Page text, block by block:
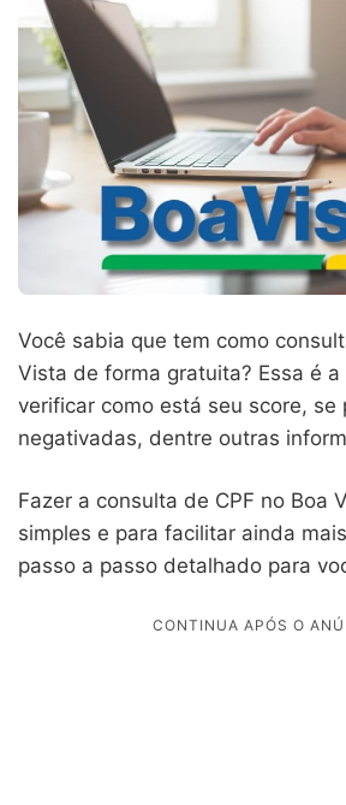
Você sabia que tem como
Vista de forma gratuita? Essa é
verificar como está seu score, se
negativadas, dentre outras
Fazer a consulta de CPF no Boa
simples e para facilitar ainda
passo a passo detalhado para